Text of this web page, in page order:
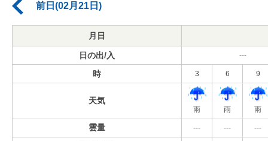
前日(02月21日)
月日
日の出/入 ---
時 3 6 9
天気
雨 雨 雨
雲量 --- --- ---